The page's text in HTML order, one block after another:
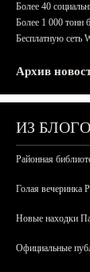
Более 40
Более 1 000 тонн
Бесплатную сеть
Архив
ИЗ
Районная
Голая вечеринка
Новые находки
Официальные